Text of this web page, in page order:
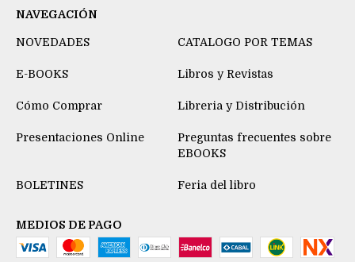
NAVEGACIÓN
NOVEDADES CATALOGO POR TEMAS
E-BOOKS Libros y Revistas
Cómo Comprar Libreria y Distribución
Presentaciones Online
Preguntas frecuentes sobre
EBOOKS
BOLETINES Feria del libro
MEDIOS DE PAGO